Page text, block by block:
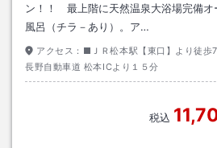
ン！！ 最上階に天然温泉大浴場完備オ
風呂（チラ－あり）。ア…
アクセス： ■ＪＲ松本駅【東口】より徒歩
長野自動車道 松本ICより１５分
税込